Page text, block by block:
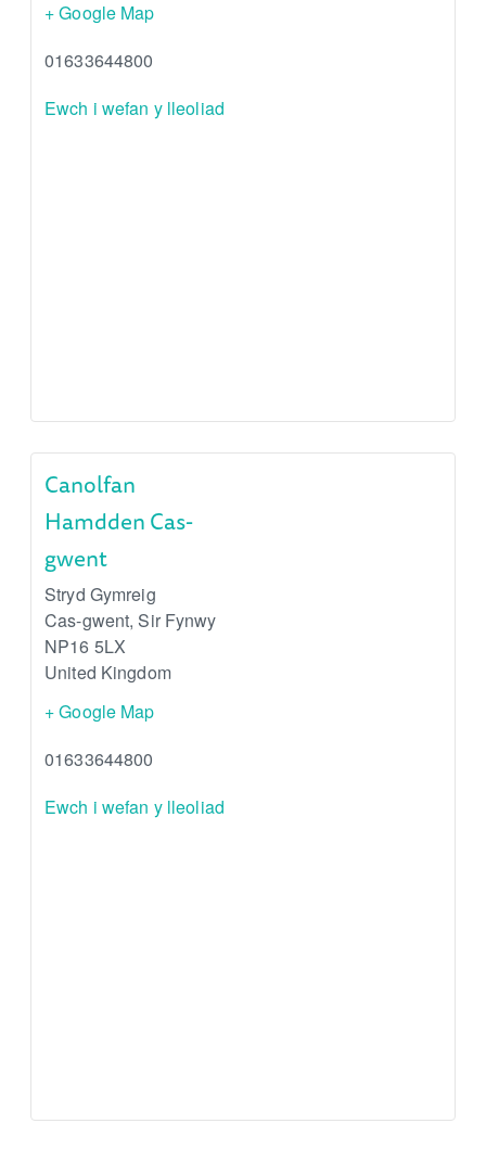
+ Google Map
01633644800
Ewch i wefan y lleoliad
Canolfan
Hamdden Cas-
gwent
Stryd Gymreig
Cas-gwent, Sir Fynwy
NP16 5LX
United Kingdom
+ Google Map
01633644800
Ewch i wefan y lleoliad